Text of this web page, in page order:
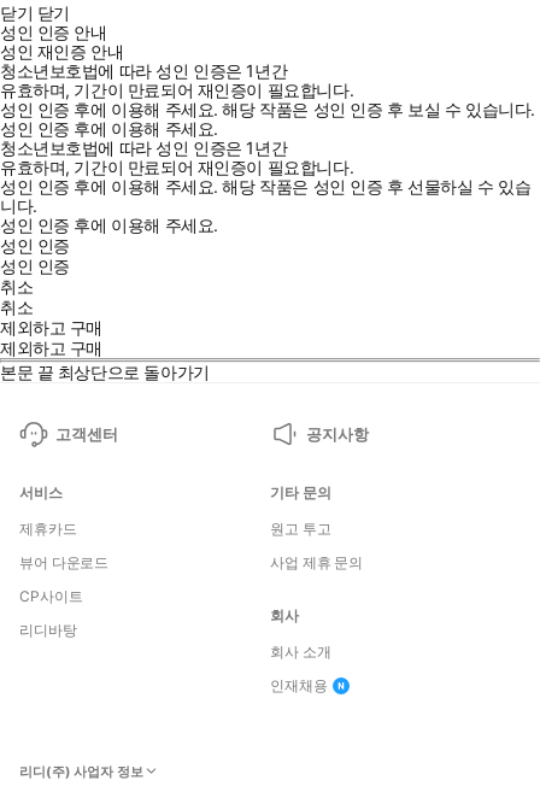
닫기 닫기
성인 인증 안내
성인 재인증 안내
청소년보호법에 따라 성인 인증은 1년간
유효하며, 기간이 만료되어 재인증이 필요합니다.
성인 인증 후에 이용해 주세요.해당 작품은 성인 인증 후 보실 수 있습니다.
성인 인증 후에 이용해 주세요.
청소년보호법에 따라 성인 인증은 1년간
유효하며, 기간이 만료되어 재인증이 필요합니다.
성인 인증 후에 이용해 주세요.해당 작품은 성인 인증 후 선물하실 수 있습
니다.
성인 인증 후에 이용해 주세요.
성인 인증
성인 인증
취소
취소
제외하고 구매
제외하고 구매
본문 끝 최상단으로 돌아가기
고객센터 공지사항
서비스
제휴카드
뷰어 다운로드
CP사이트
리디바탕
기타 문의
원고 투고
사업 제휴 문의
회사
회사 소개
인재채용
리디(주) 사업자 정보